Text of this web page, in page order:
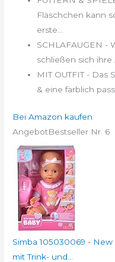
Fläschchen kann
erste...
SCHLAFAUGEN -
schließen sich ihre
MIT OUTFIT -
& eine farblich
Bei Amazon kaufen
AngebotBestseller Nr. 6
Simba 105030069 -
mit Trink- und...